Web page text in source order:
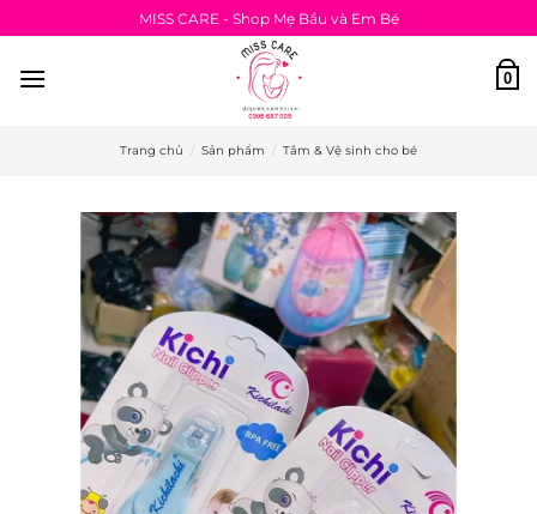
qua
nội
MISS CARE - Shop Mẹ Bầu và Em Bé
0
Trang chủ / Sản phẩm / Tắm & Vệ sinh cho bé